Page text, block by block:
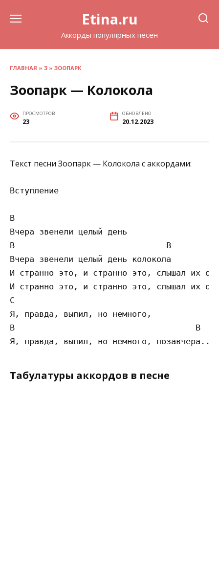
Etina.ru
Аккорды популярных песен
ГЛАВНАЯ » З » ЗООПАРК
Зоопарк — Колокола
ПРОСМОТРОВ
23
ОБНОВЛЕНО
20.12.2023
Текст песни Зоопарк — Колокола с аккордами:
Вступление
B
Вчера звенели целый день
B                               B
Вчера звенели целый день колокола
И странно это, и странно это, слышал их
И странно это, и странно это, слышал их
C
Я, правда, выпил, но немного,
B                                     B
Табулатуры аккордов в песне